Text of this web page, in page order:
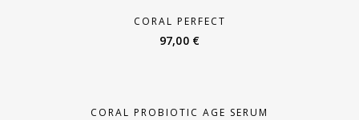
CORAL PERFECT
97,00 €
CORAL PROBIOTIC AGE SERUM